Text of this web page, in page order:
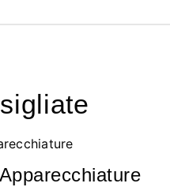
Apparecchiature